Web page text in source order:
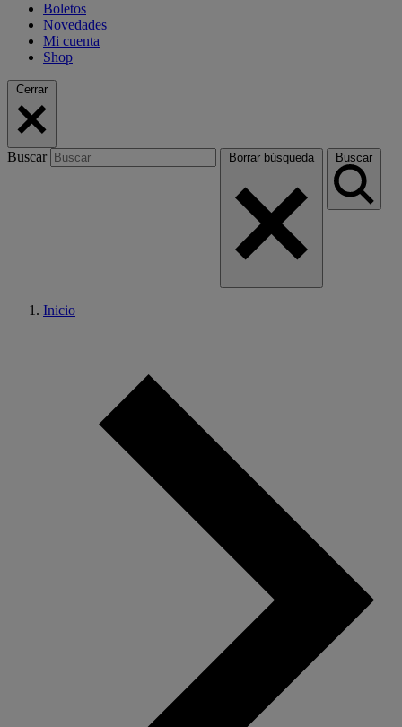
Boletos
Novedades
Mi cuenta
Shop
Cerrar
Buscar Borrar búsqueda Buscar
Inicio